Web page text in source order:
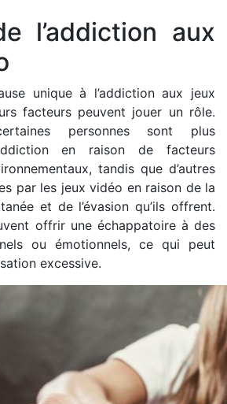
l’addiction aux
unique à l’addiction aux jeux
facteurs peuvent jouer un rôle.
personnes sont plus
en raison de facteurs
tandis que d’autres
par les jeux vidéo en raison de la
et de l’évasion qu’ils offrent.
offrir une échappatoire à des
ou émotionnels, ce qui peut
excessive.